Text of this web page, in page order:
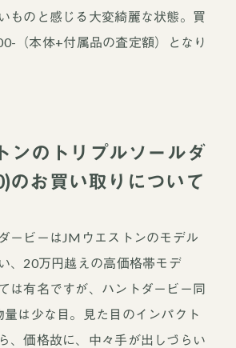
ものと感じる大変綺麗な状態。買
（本体+付属品の査定額）となり
ンのトリプルソールダ
のお買い取りについて
ービーはJMウエストンのモデル
、20万円越えの高価格帯モデ
は有名ですが、ハントダービー同
は少な目。見た目のインパクト
、価格故に、中々手が出しづらい